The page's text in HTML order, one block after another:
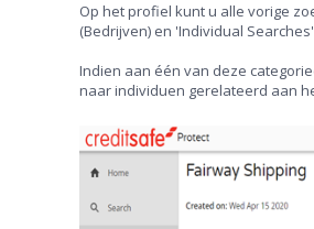
Op het profiel kunt u alle vorige
(Bedrijven) en 'Individual
Indien aan één van deze
naar individuen gerelateerd aan